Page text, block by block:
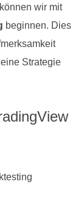
wir mit
beginnen. Dies
Strategie